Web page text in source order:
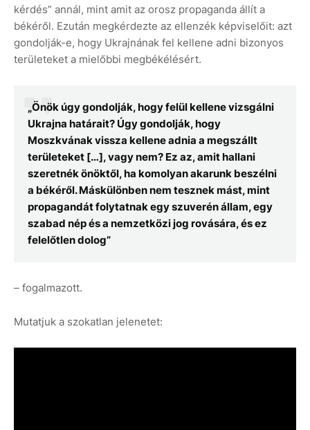
kérdés” annál, mint amit az orosz propaganda állít a
békéről. Ezután megkérdezte az ellenzék képviselőit: azt
gondolják-e, hogy Ukrajnának fel kellene adni bizonyos
területeket a mielőbbi megbékélésért.
„Önök úgy gondolják, hogy felül kellene vizsgálni
Ukrajna határait? Úgy gondolják, hogy
Moszkvának vissza kellene adnia a megszállt
területeket […], vagy nem? Ez az, amit hallani
szeretnék önöktől, ha komolyan akarunk beszélni
a békéről. Máskülönben nem tesznek mást, mint
propagandát folytatnak egy szuverén állam, egy
szabad nép és a nemzetközi jog rovására, és ez
felelőtlen dolog”
– fogalmazott.
Mutatjuk a szokatlan jelenetet: